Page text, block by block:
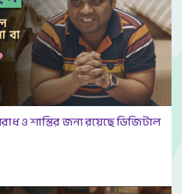
ও শাস্তির জন্য রয়েছে ডিজিটাল